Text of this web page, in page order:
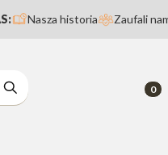
Nasza historia Zaufali
Szukaj